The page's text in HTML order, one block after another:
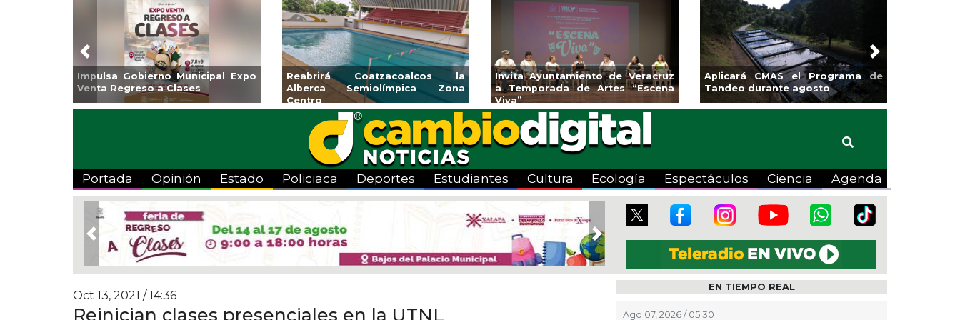
Coatzacoalcos la
Semiolímpica Zona
Invita Ayuntamiento de Veracruz
a Temporada de Artes “Escena
Viva”
Aplicará CMAS el Programa de
Tandeo durante agosto
Guarniciones y banquetas para la
colonia El Mango en Pánuco
Emprendedores de Xalapa
exponen en Mercadito
Bicentenario
Previous Next
Portada Opinión Estado Policiaca Deportes Estudiantes Cultura Ecología Espectáculos Ciencia Agenda
Previous Next
Oct 13, 2021 / 14:36
Reinician clases presenciales en la UTNL
EN TIEMPO REAL
Ago 07, 2026 / 05:30